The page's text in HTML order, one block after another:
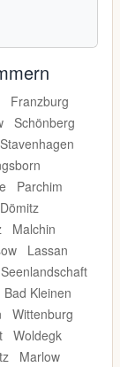
Franzburg
Schönberg
Parchim
Dömitz
Malchin
Lassan
Bad Kleinen
Wittenburg
Woldegk
Marlow